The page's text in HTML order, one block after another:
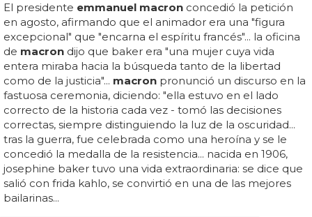
El presidente emmanuel macron concedió la petición
en agosto, afirmando que el animador era una "figura
excepcional" que "encarna el espíritu francés"... la oficina
de macron dijo que baker era "una mujer cuya vida
entera miraba hacia la búsqueda tanto de la libertad
como de la justicia"... macron pronunció un discurso en la
fastuosa ceremonia, diciendo: "ella estuvo en el lado
correcto de la historia cada vez - tomó las decisiones
correctas, siempre distinguiendo la luz de la oscuridad...
tras la guerra, fue celebrada como una heroína y se le
concedió la medalla de la resistencia... nacida en 1906,
josephine baker tuvo una vida extraordinaria: se dice que
salió con frida kahlo, se convirtió en una de las mejores
bailarinas...